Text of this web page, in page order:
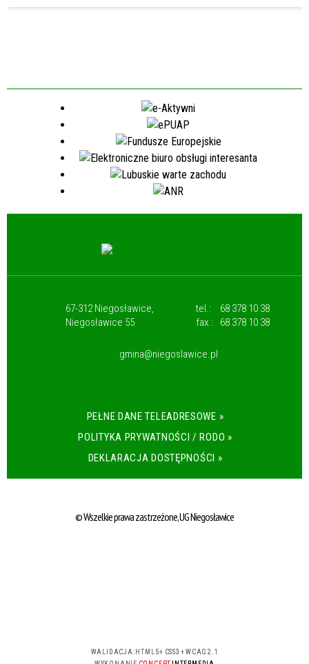
67-312 Niegosławice,
Niegosławice 55
tel.:
68 378 10 38
fax.:
68 378 10 38
gmina@niegoslawice.pl
PEŁNE DANE TELEADRESOWE »
POLITYKA PRYWATNOŚCI / RODO »
DEKLARACJA DOSTĘPNOŚCI »
© Wszelkie prawa zastrzeżone, UG Niegosławice
WALIDACJA: HTML5+ CSS3 +WCAG 2.1